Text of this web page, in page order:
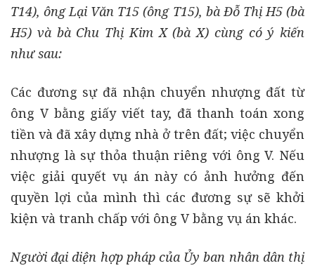
T14), ông Lại Văn T15 (ông T15), bà Đỗ Thị H5 (bà
H5) và bà Chu Thị Kim X (bà X) cùng có ý kiến
như sau:
Các đương sự đã nhận chuyển nhượng đất từ
ông V bằng giấy viết tay, đã thanh toán xong
tiền và đã xây dựng nhà ở trên đất; việc chuyển
nhượng là sự thỏa thuận riêng với ông V. Nếu
việc giải quyết vụ án này có ảnh hưởng đến
quyền lợi của mình thì các đương sự sẽ khởi
kiện và tranh chấp với ông V bằng vụ án khác.
Người đại diện hợp pháp của Ủy ban nhân dân thị